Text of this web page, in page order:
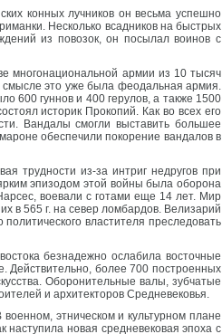
конных лучников он весьма успешно
Несколько всадников на быстрых
из повозок, он посылал воинов с
многонациональной армии из 10 тысяч
смысле это уже была феодальная армия.
600 гуннов и 400 герулов, а также 1500
историк Прокопий. Как во всех его
Вандалы смогли выставить большее
обеспечили покорение вандалов в
трудности из-за интриг недругов при
эпизодом этой войны была оборона
воевали с готами еще 14 лет. Мир
в 565 г. на север ломбардов. Велизарий
властителя преследовать
безнадежно ослабила восточные
Действительно, более 700 построенных
Оборонительные валы, зубчатые
и архитекторов Средневековья.
этническом и культурном плане
наступила новая средневековая эпоха с